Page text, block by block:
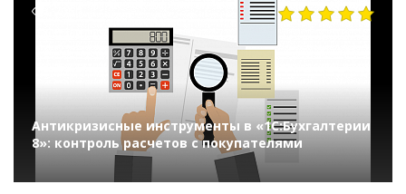
Антикризисные инструменты в «1С:Бухгалтерии
8»: контроль расчетов с покупателями